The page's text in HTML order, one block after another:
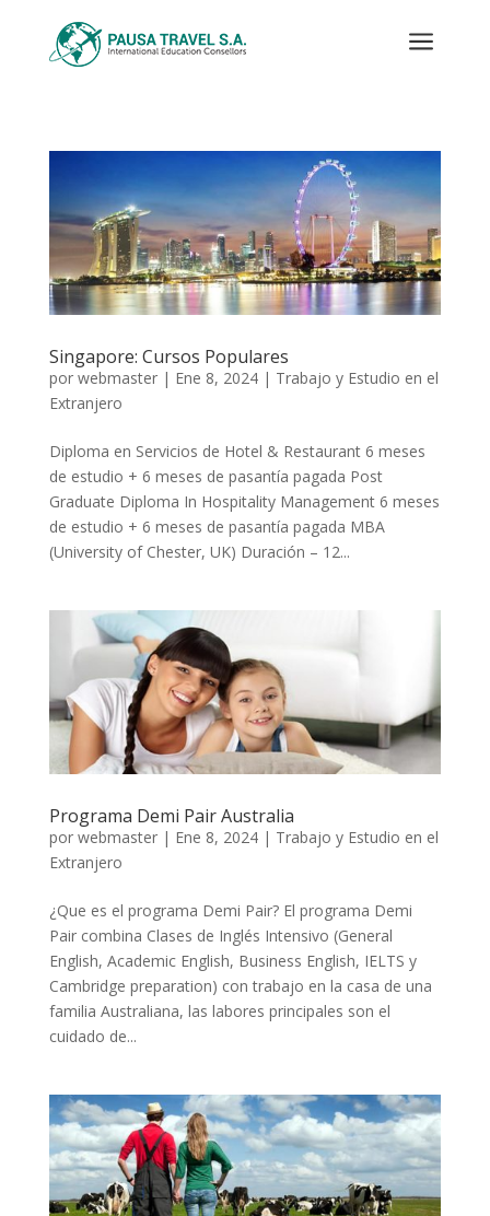
a
Singapore: Cursos Populares
por webmaster| Ene 8, 2024| Trabajo y Estudio en el
Extranjero
Diploma en Servicios de Hotel & Restaurant 6 meses
de estudio + 6 meses de pasantía pagada Post
Graduate Diploma In Hospitality Management 6 meses
de estudio + 6 meses de pasantía pagada MBA
(University of Chester, UK) Duración – 12...
Programa Demi Pair Australia
por webmaster| Ene 8, 2024| Trabajo y Estudio en el
Extranjero
¿Que es el programa Demi Pair? El programa Demi
Pair combina Clases de Inglés Intensivo (General
English, Academic English, Business English, IELTS y
Cambridge preparation) con trabajo en la casa de una
familia Australiana, las labores principales son el
cuidado de...